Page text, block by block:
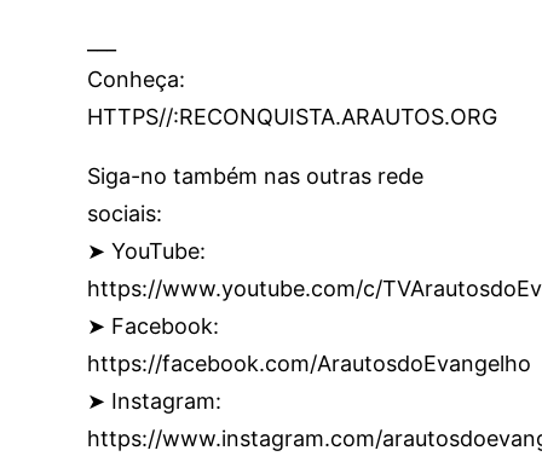
Conheça:
HTTPS//:RECONQUISTA.ARAUTOS.ORG
Siga-no também nas outras rede
sociais:
➤ YouTube:
https://www.youtube.com/c/
➤ Facebook:
https://facebook.com/ArautosdoEvangelho
➤ Instagram:
https://www.instagram.com/